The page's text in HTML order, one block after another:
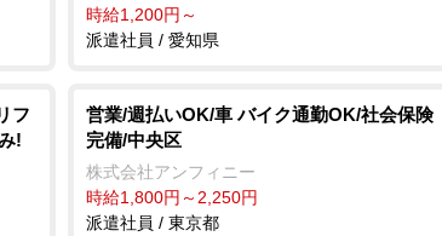
時給1,200円～
派遣社員 / 愛知県
フ
!
営業/週払いOK/車 バイク通勤OK/社会保険
完備/中央区
株式会社アンフィニー
時給1,800円～2,250円
派遣社員 / 東京都